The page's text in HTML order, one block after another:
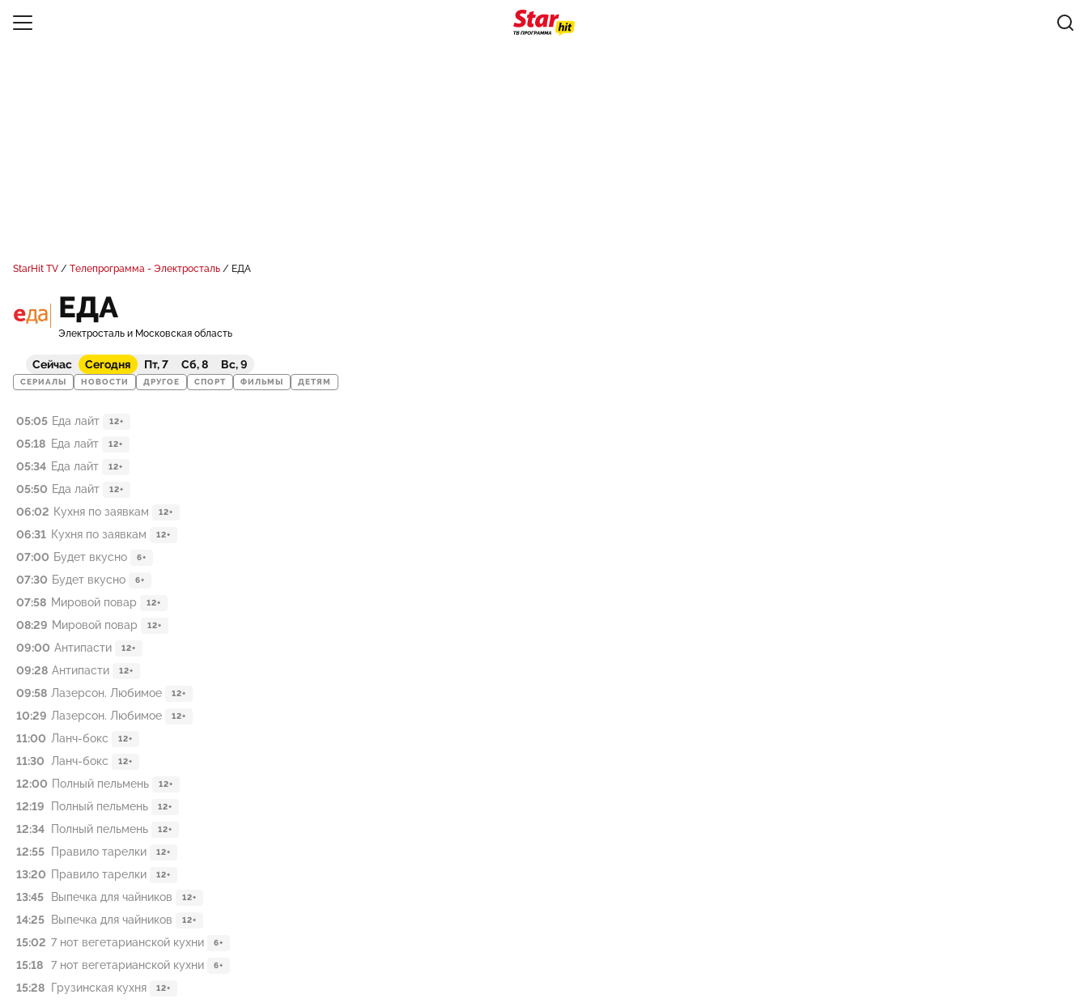
StarHit TV Телепрограмма - Электросталь ЕДА
ЕДА
Электросталь и Московская область
Сейчас Сегодня Пт, 7 Сб, 8 Вс, 9
СЕРИАЛЫ НОВОСТИ ДРУГОЕ СПОРТ ФИЛЬМЫ ДЕТЯМ
05:05 Еда лайт 12+
05:18 Еда лайт 12+
05:34 Еда лайт 12+
05:50 Еда лайт 12+
06:02 Кухня по заявкам 12+
06:31 Кухня по заявкам 12+
07:00 Будет вкусно 6+
07:30 Будет вкусно 6+
07:58 Мировой повар 12+
08:29 Мировой повар 12+
09:00 Антипасти 12+
09:28 Антипасти 12+
09:58 Лазерсон. Любимое 12+
10:29 Лазерсон. Любимое 12+
11:00 Ланч-бокс 12+
11:30 Ланч-бокс 12+
12:00 Полный пельмень 12+
12:19 Полный пельмень 12+
12:34 Полный пельмень 12+
12:55 Правило тарелки 12+
13:20 Правило тарелки 12+
13:45 Выпечка для чайников 12+
14:25 Выпечка для чайников 12+
15:02 7 нот вегетарианской кухни 6+
15:18 7 нот вегетарианской кухни 6+
15:28 Грузинская кухня 12+